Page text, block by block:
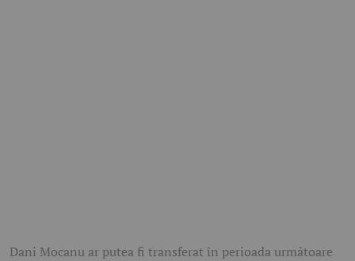
Dani Mocanu ar putea fi transferat în perioada următoare